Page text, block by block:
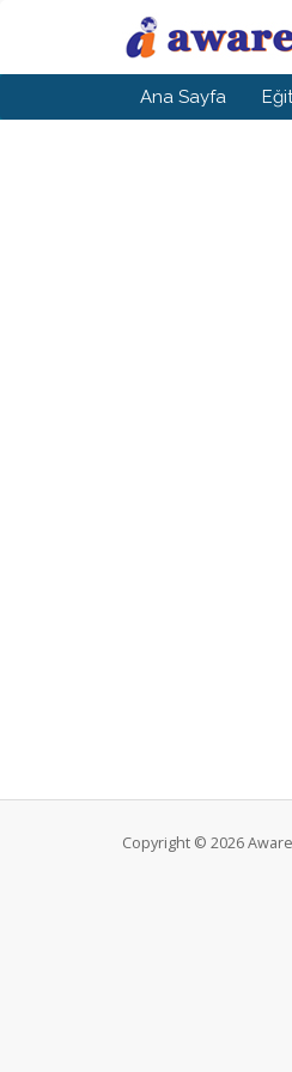
Ana Sayfa
Copyright © 2026